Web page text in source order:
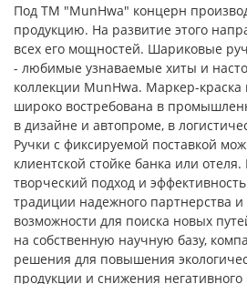
Под ТМ "MunHwa" концерн
продукцию. На развитие этого
всех его мощностей. Шариковые
- любимые узнаваемые хиты и
коллекции MunHwa. Маркер-краска
широко востребована в
в дизайне и автопроме, в
Ручки с фиксируемой поставкой
клиентской стойке банка или
творческий подход и
традиции надежного партнерства
возможности для поиска новых
на собственную научную базу,
решения для повышения
продукции и снижения негативного